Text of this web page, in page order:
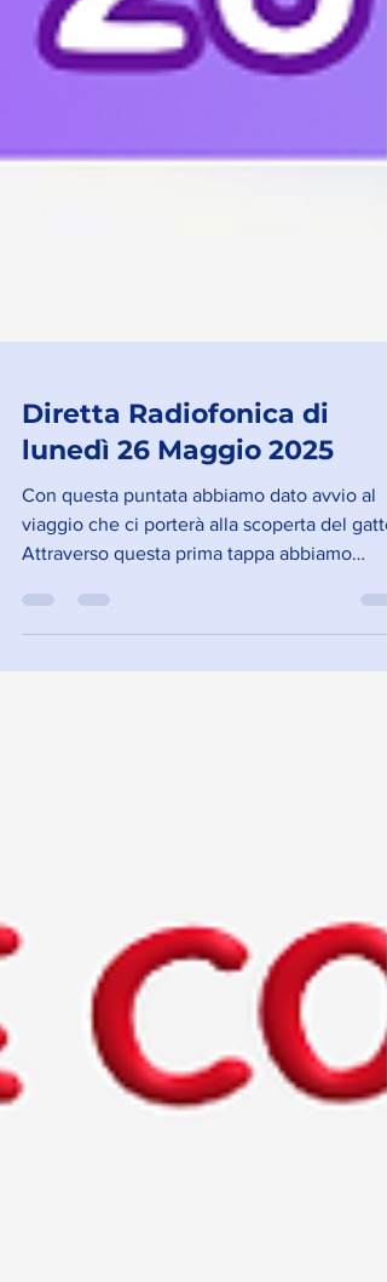
lunedì 26 Maggio 2025
Con questa puntata abbiamo dato avvio al
viaggio che ci porterà alla scoperta del